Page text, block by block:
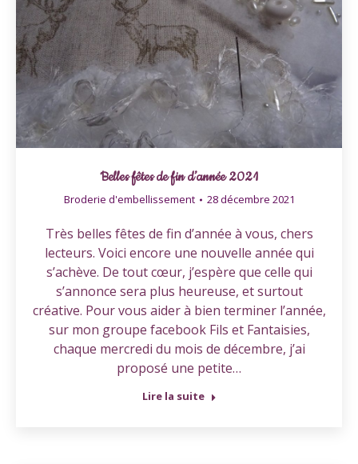
Belles fêtes de fin d’année 2021
Broderie d'embellissement 28 décembre 2021
Très belles fêtes de fin d’année à vous, chers
lecteurs. Voici encore une nouvelle année qui
s’achève. De tout cœur, j’espère que celle qui
s’annonce sera plus heureuse, et surtout
créative. Pour vous aider à bien terminer l’année,
sur mon groupe facebook Fils et Fantaisies,
chaque mercredi du mois de décembre, j’ai
proposé une petite…
Lire la suite